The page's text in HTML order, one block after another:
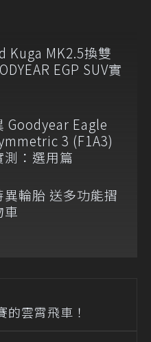
Kuga MK2.5換雙
EGP SUV實
Goodyear Eagle
3 (F1A3)
測：選用篇
送多功能摺
車
雲霄飛車！